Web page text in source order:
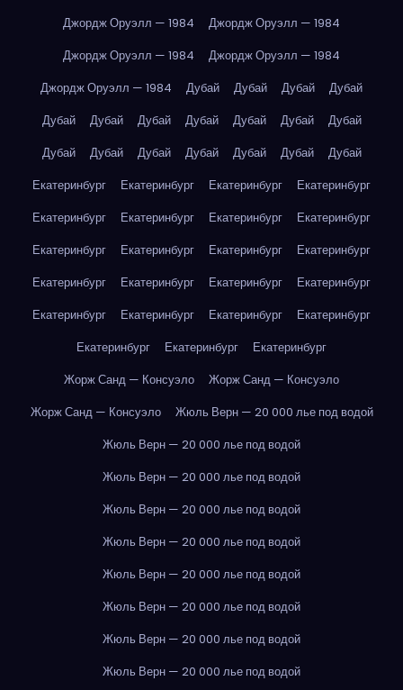
Джордж Оруэлл — 1984
Джордж Оруэлл — 1984
Джордж Оруэлл — 1984
Джордж Оруэлл — 1984
Джордж Оруэлл — 1984
Дубай Дубай Дубай
Дубай
Дубай
Дубай Дубай Дубай Дубай Дубай
Дубай
Дубай
Дубай Дубай Дубай Дубай Дубай
Дубай
Екатеринбург
Екатеринбург Екатеринбург
Екатеринбург
Екатеринбург
Екатеринбург Екатеринбург
Екатеринбург
Екатеринбург
Екатеринбург Екатеринбург
Екатеринбург
Екатеринбург
Екатеринбург Екатеринбург
Екатеринбург
Екатеринбург
Екатеринбург Екатеринбург
Екатеринбург
Екатеринбург
Екатеринбург
Екатеринбург
Жорж Санд — Консуэло
Жорж Санд — Консуэло
Жорж Санд — Консуэло
Жюль Верн — 20 000 лье под водой
Жюль Верн — 20 000 лье под водой
Жюль Верн — 20 000 лье под водой
Жюль Верн — 20 000 лье под водой
Жюль Верн — 20 000 лье под водой
Жюль Верн — 20 000 лье под водой
Жюль Верн — 20 000 лье под водой
Жюль Верн — 20 000 лье под водой
Жюль Верн — 20 000 лье под водой